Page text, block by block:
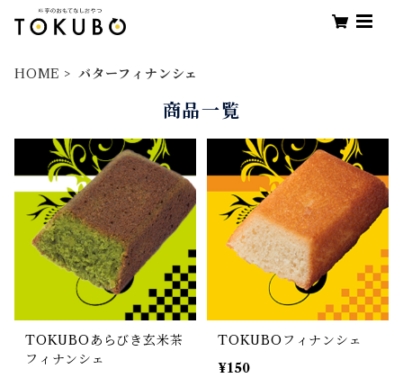
HOME バターフィナンシェ
商品一覧
TOKUBOあらびき玄米茶
フィナンシェ
TOKUBOフィナンシェ
¥150